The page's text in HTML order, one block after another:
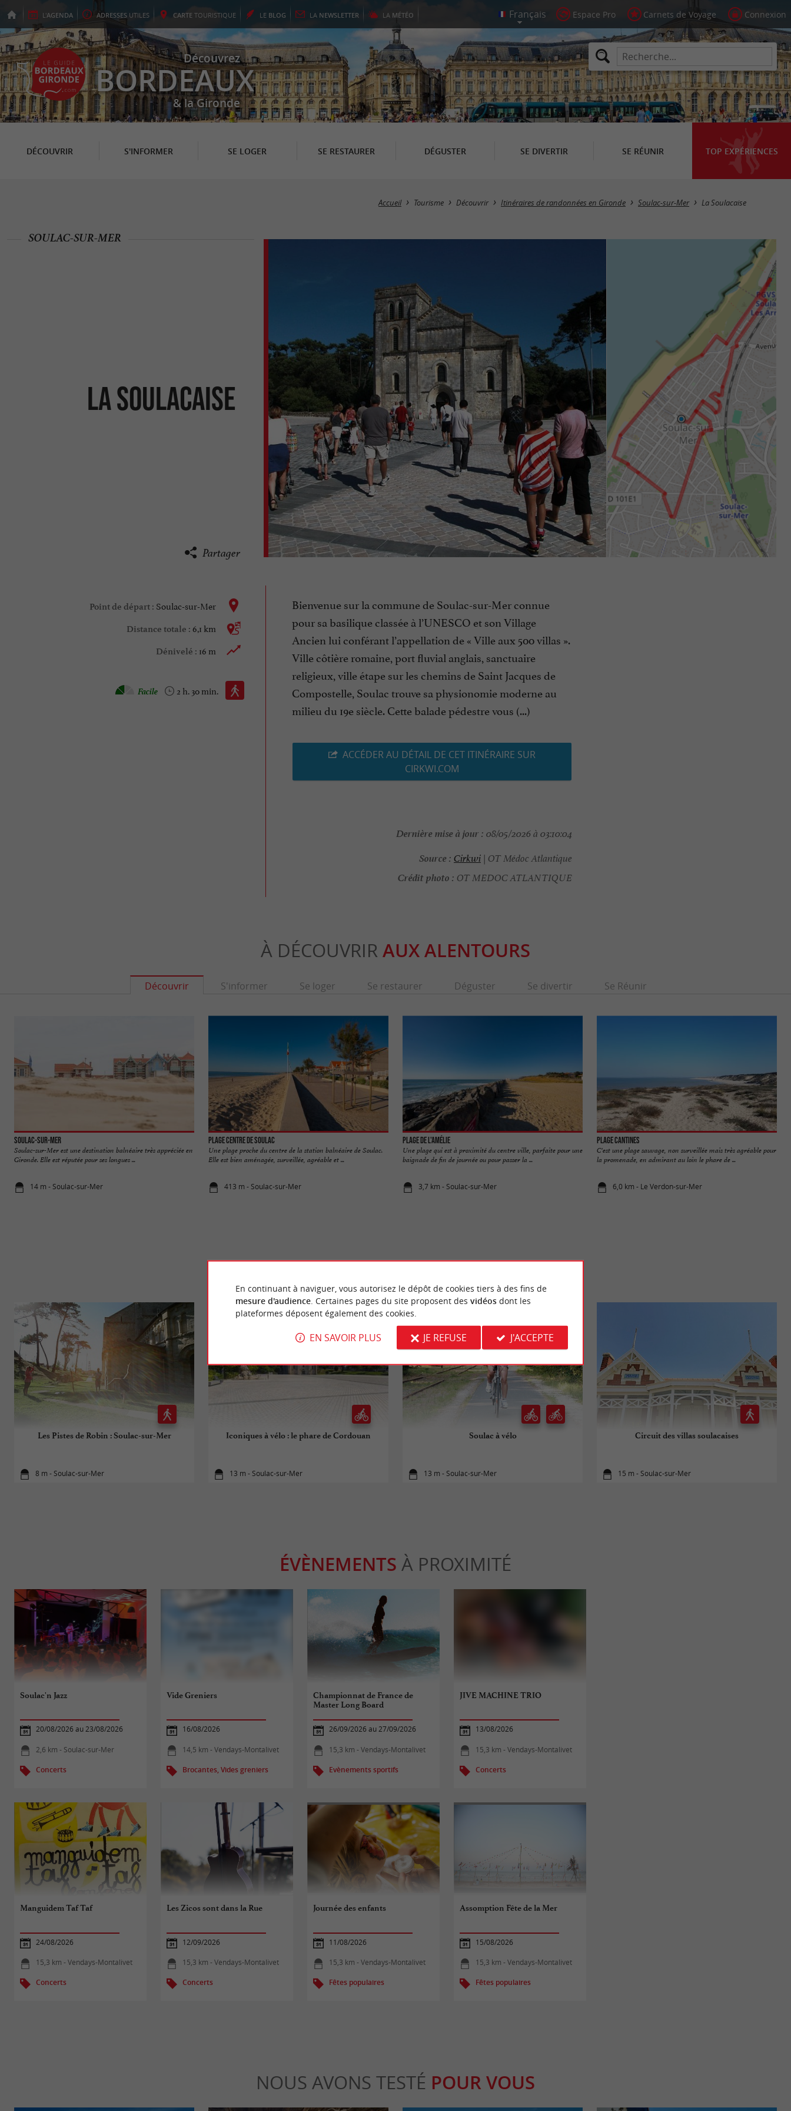
L'AGENDA ADRESSES UTILES CARTE TOURISTIQUE LE BLOG LA NEWSLETTER LA MÉTÉO Espace Pro Carnets de Voyage Connexion
Découvrez
BORDEAUX
& la Gironde
DÉCOUVRIR S'INFORMER SE LOGER SE RESTAURER DÉGUSTER SE DIVERTIR SE RÉUNIR TOP EXPÉRIENCES
Accueil Tourisme Découvrir Itinéraires de randonnées en Gironde Soulac-sur-Mer La Soulacaise
La Soulacaise
SOULAC-SUR-MER
Partager
Point de départ : Soulac-sur-Mer
Distance totale : 6,1 km
Dénivelé : 16 m
Marche à pied :
2 h. 30 min.
Facile
Bienvenue sur la commune de Soulac-sur-Mer connue
pour sa basilique classée à l’UNESCO et son Village
Ancien lui conférant l’appellation de « Ville aux 500 villas ».
Ville côtière romaine, port fluvial anglais, sanctuaire
religieux, ville étape sur les chemins de Saint Jacques de
Compostelle, Soulac trouve sa physionomie moderne au
milieu du 19e siècle. Cette balade pédestre vous (...)
ACCÉDER AU DÉTAIL DE CET ITINÉRAIRE SUR
CIRKWI.COM
Dernière mise à jour : 08/05/2026 à 03:10:04
Source : Cirkwi| OT Médoc Atlantique
Crédit photo : OT MEDOC ATLANTIQUE
À DÉCOUVRIR AUX ALENTOURS
Découvrir S'informer Se loger Se restaurer Déguster Se divertir Se Réunir
Soulac-sur-Mer
Soulac-sur-Mer est une destination balnéaire très appréciée en
Gironde. Elle est réputée pour ses longues ...
14 m - Soulac-sur-Mer
Plage Centre de Soulac
Une plage proche du centre de la station balnéaire de Soulac.
Elle est bien aménagée, surveillée, agréable et ...
413 m - Soulac-sur-Mer
Plage de l'Amélie
Une plage qui est à proximité du centre ville, parfaite pour une
baignade de fin de journée ou pour passer la ...
3,7 km - Soulac-sur-Mer
Plage Cantines
C'est une plage sauvage, non surveillée mais très agréable pour
la promenade, en admirant au loin le phare de ...
6,0 km - Le Verdon-sur-Mer
Les Pistes de Robin : Soulac-sur-Mer
8 m - Soulac-sur-Mer
Iconiques à vélo : le phare de Cordouan
13 m - Soulac-sur-Mer
Soulac à vélo
13 m - Soulac-sur-Mer
Circuit des villas soulacaises
15 m - Soulac-sur-Mer
ÉVÈNEMENTS À PROXIMITÉ
Soulac'n Jazz
20/08/2026 au 23/08/2026
2,6 km - Soulac-sur-Mer
Concerts
Vide Greniers
16/08/2026
14,5 km - Vendays-Montalivet
Brocantes, Vides greniers
Championnat de France de
Master Long Board
26/09/2026 au 27/09/2026
15,3 km - Vendays-Montalivet
Evènements sportifs
JIVE MACHINE TRIO
13/08/2026
15,3 km - Vendays-Montalivet
Concerts
Manguidem Taf Taf
24/08/2026
15,3 km - Vendays-Montalivet
Concerts
Les Zicos sont dans la Rue
12/09/2026
15,3 km - Vendays-Montalivet
Concerts
Journée des enfants
11/08/2026
15,3 km - Vendays-Montalivet
Fêtes populaires
Assomption Fête de la Mer
15/08/2026
15,3 km - Vendays-Montalivet
Fêtes populaires
NOUS AVONS TESTÉ POUR VOUS
En continuant à naviguer, vous autorisez le dépôt de cookies tiers à des fins de
mesure d'audience. Certaines pages du site proposent des vidéosdont les
plateformes déposent également des cookies.
EN SAVOIR PLUS JE REFUSE J'ACCEPTE